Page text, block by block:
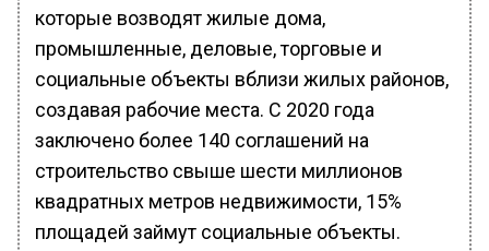
которые возводят жилые дома,
промышленные, деловые, торговые и
социальные объекты вблизи жилых районов,
создавая рабочие места. С 2020 года
заключено более 140 соглашений на
строительство свыше шести миллионов
квадратных метров недвижимости, 15%
площадей займут социальные объекты.